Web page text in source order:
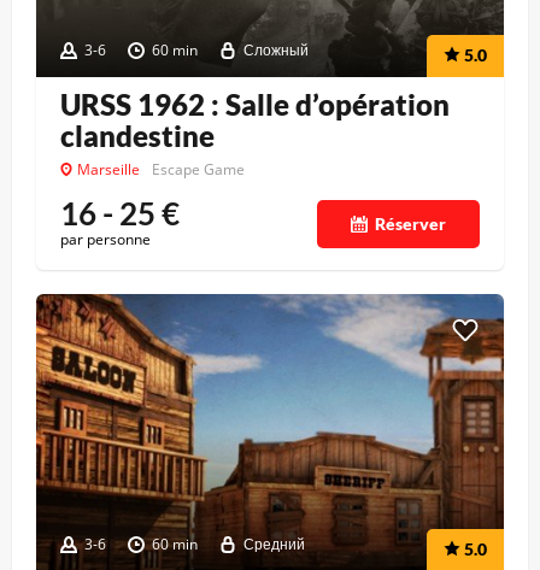
3-6 60 min Сложный 5.0
URSS 1962 : Salle d’opération
clandestine
Marseille Escape Game
16 - 25€
par personne
Réserver
3-6 60 min Средний 5.0